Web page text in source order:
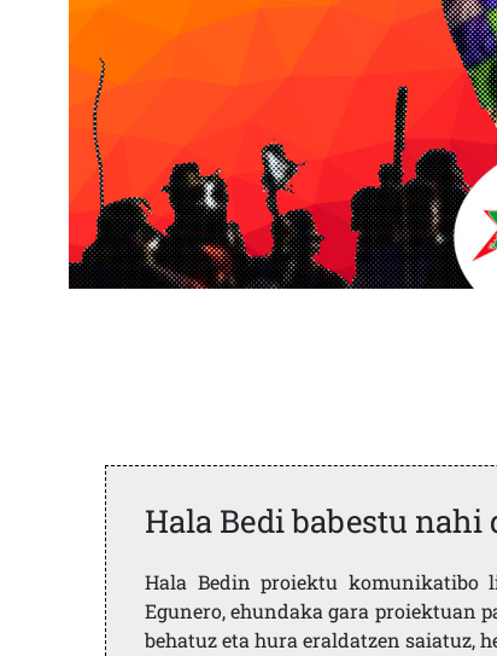
Hala Bedi babestu nahi
Hala Bedin proiektu komunikatibo
Egunero, ehundaka gara proiektuan
behatuz eta hura eraldatzen saiatuz,